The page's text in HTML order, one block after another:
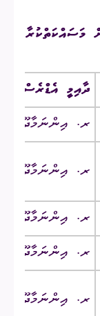
މަސައްކަތްކުރާ
ދާއިމީ އެޑްރެސް
ރ. އިންނަމާދޫ ‎/‎ ވެނީލާގެ
ރ. އިންނަމާދޫ ‎/‎ ޗާނދަނީ
ރ. އިންނަމާދޫ ‎/‎ ރާސްތާ
ރ. އިންނަމާދޫ ‎/‎ ޑޭޒީމާގެ
ރ. އިންނަމާދޫ ‎/‎ ސީހާފް